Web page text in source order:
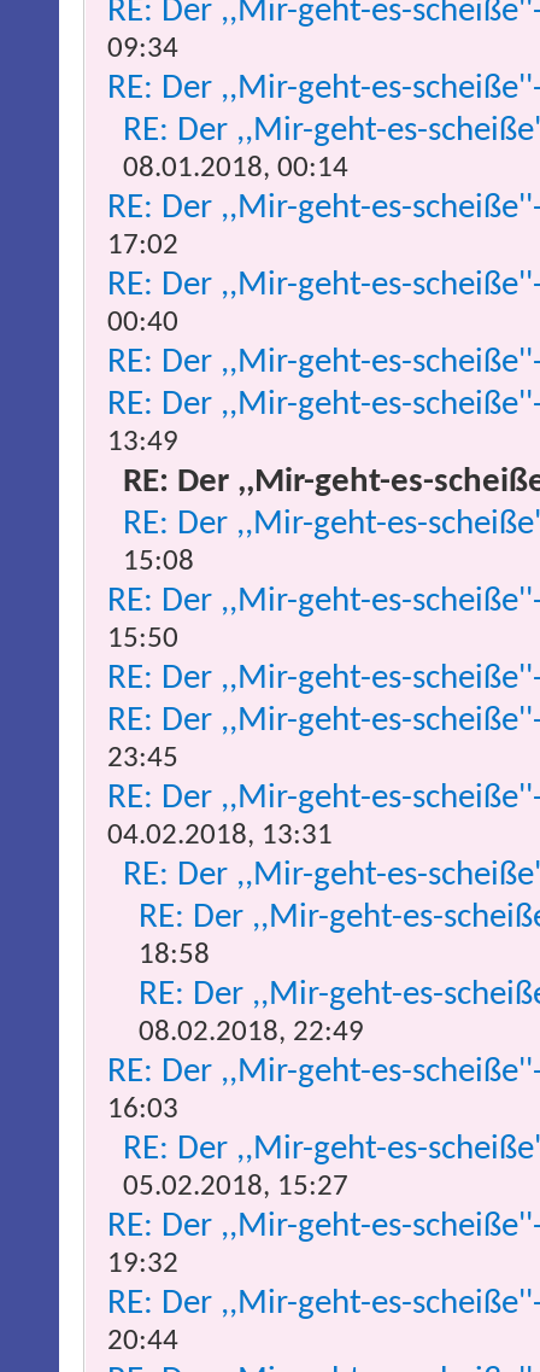
RE: Der ,,Mir-geht-es-
09:34
RE: Der ,,Mir-geht-es-
RE: Der ,,Mir-geht-es-
08.01.2018, 00:14
RE: Der ,,Mir-geht-es-
17:02
RE: Der ,,Mir-geht-es-
00:40
RE: Der ,,Mir-geht-es-
RE: Der ,,Mir-geht-es-
13:49
RE: Der ,,Mir-geht-es-
RE: Der ,,Mir-geht-es-
15:08
RE: Der ,,Mir-geht-es-
15:50
RE: Der ,,Mir-geht-es-
RE: Der ,,Mir-geht-es-
23:45
RE: Der ,,Mir-geht-es-
04.02.2018, 13:31
RE: Der ,,Mir-geht-es-
RE: Der ,,Mir-geht-es-
18:58
RE: Der ,,Mir-geht-es-
08.02.2018, 22:49
RE: Der ,,Mir-geht-es-
16:03
RE: Der ,,Mir-geht-es-
05.02.2018, 15:27
RE: Der ,,Mir-geht-es-
19:32
RE: Der ,,Mir-geht-es-
20:44